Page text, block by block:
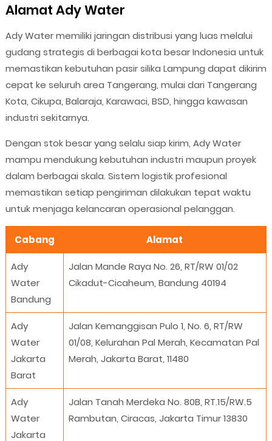
Alamat Ady Water
Ady Water memiliki jaringan distribusi yang luas melalui
gudang strategis di berbagai kota besar Indonesia untuk
memastikan kebutuhan pasir silika Lampung dapat dikirim
cepat ke seluruh area Tangerang, mulai dari Tangerang
Kota, Cikupa, Balaraja, Karawaci, BSD, hingga kawasan
industri sekitarnya.
Dengan stok besar yang selalu siap kirim, Ady Water
mampu mendukung kebutuhan industri maupun proyek
dalam berbagai skala. Sistem logistik profesional
memastikan setiap pengiriman dilakukan tepat waktu
untuk menjaga kelancaran operasional pelanggan.
Cabang Alamat
Ady
Water
Bandung
Jalan Mande Raya No. 26, RT/RW 01/02
Cikadut-Cicaheum, Bandung 40194
Ady
Water
Jakarta
Barat
Jalan Kemanggisan Pulo 1, No. 6, RT/RW
01/08, Kelurahan Pal Merah, Kecamatan Pal
Merah, Jakarta Barat, 11480
Ady
Water
Jakarta
Jalan Tanah Merdeka No. 80B, RT.15/RW.5
Rambutan, Ciracas, Jakarta Timur 13830